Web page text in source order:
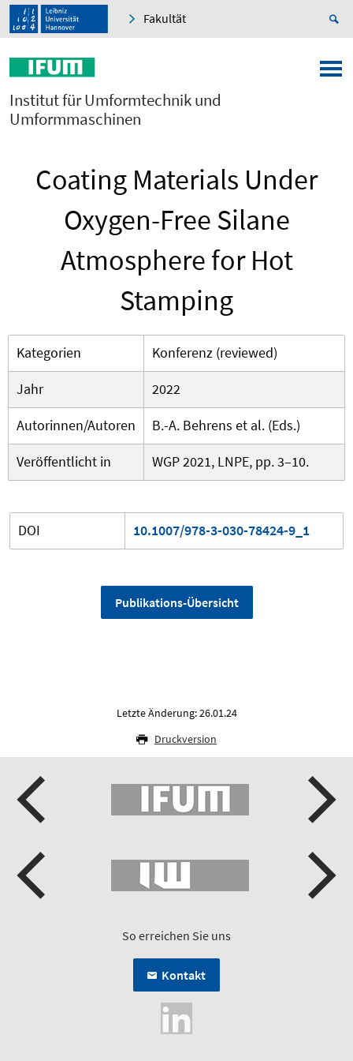
Fakultät
Institut für Umformtechnik und
Umformmaschinen
Coating Materials Under
Oxygen-Free Silane
Atmosphere for Hot
Stamping
Kategorien
Konferenz (reviewed)
Jahr
2022
Autorinnen/Autoren
B.-A. Behrens et al. (Eds.)
Veröffentlicht in
WGP 2021, LNPE, pp. 3–10.
DOI 10.1007/978-3-030-78424-9_1
Publikations-Übersicht
Letzte Änderung: 26.01.24
Druckversion
So erreichen Sie uns
Kontakt